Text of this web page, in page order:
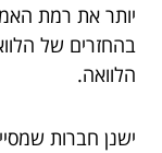
יותר את רמת
בהחזרים של
הלוואה.
ישנן חברות